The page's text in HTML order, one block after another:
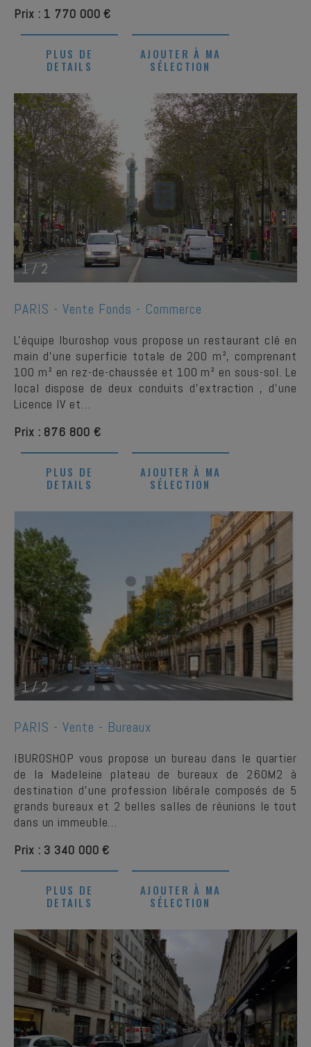
Prix : 1 770 000 €
PLUS DE
DETAILS
AJOUTER À MA
SÉLECTION
1 /2
PARIS - Vente Fonds - Commerce
L'équipe Iburoshop vous propose un restaurant clé en
main d'une superficie totale de 200 m², comprenant
100 m² en rez-de-chaussée et 100 m² en sous-sol. Le
local dispose de deux conduits d'extraction , d'une
Licence IV et…
Prix : 876 800 €
PLUS DE
DETAILS
AJOUTER À MA
SÉLECTION
1/2
PARIS - Vente - Bureaux
IBUROSHOP vous propose un bureau dans le quartier
de la Madeleine plateau de bureaux de 260M2 à
destination d'une profession libérale composés de 5
grands bureaux et 2 belles salles de réunions le tout
dans un immeuble…
Prix : 3 340 000 €
PLUS DE
DETAILS
AJOUTER À MA
SÉLECTION